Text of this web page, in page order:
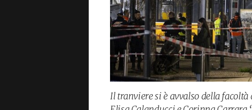
Il tranviere si è avvalso della